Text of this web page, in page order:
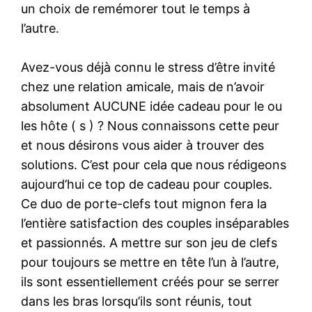
un choix de remémorer tout le temps à
l’autre.
Avez-vous déjà connu le stress d’être invité
chez une relation amicale, mais de n’avoir
absolument AUCUNE idée cadeau pour le ou
les hôte ( s ) ? Nous connaissons cette peur
et nous désirons vous aider à trouver des
solutions. C’est pour cela que nous rédigeons
aujourd’hui ce top de cadeau pour couples.
Ce duo de porte-clefs tout mignon fera la
l’entière satisfaction des couples inséparables
et passionnés. A mettre sur son jeu de clefs
pour toujours se mettre en tête l’un à l’autre,
ils sont essentiellement créés pour se serrer
dans les bras lorsqu’ils sont réunis, tout